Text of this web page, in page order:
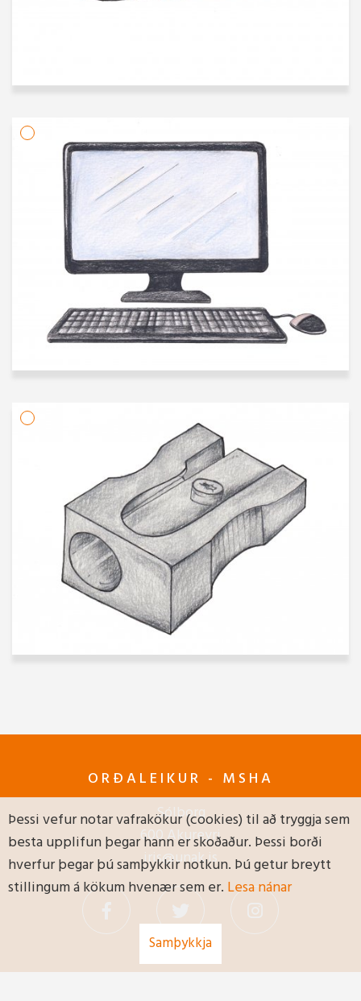
ORÐALEIKUR - MSHA
Sólborg
600 Akureyri
iris@unak.is
Þessi vefur notar vafrakökur (cookies) til að tryggja sem
besta upplifun þegar hann er skoðaður. Þessi borði
hverfur þegar þú samþykkir notkun. Þú getur breytt
stillingum á kökum hvenær sem er. Lesa nánar
Samþykkja